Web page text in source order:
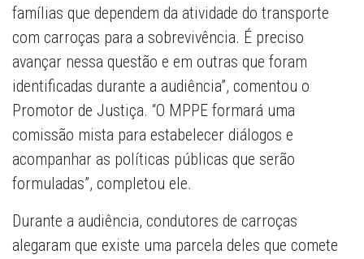
famílias que dependem da atividade do transporte
com carroças para a sobrevivência. É preciso
avançar nessa questão e em outras que foram
identificadas durante a audiência”, comentou o
Promotor de Justiça. “O MPPE formará uma
comissão mista para estabelecer diálogos e
acompanhar as políticas públicas que serão
formuladas”, completou ele.
Durante a audiência, condutores de carroças
alegaram que existe uma parcela deles que comete